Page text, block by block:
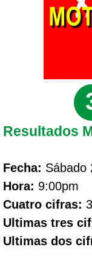
Resultados
Fecha: Sábado
Hora: 9:00pm
Cuatro cifras:
Ultimas tres
Ultimas dos